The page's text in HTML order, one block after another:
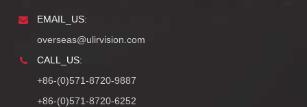
EMAIL_US:
overseas@ulirvision.com
CALL_US:
+86-(0)571-8720-9887
+86-(0)571-8720-6252